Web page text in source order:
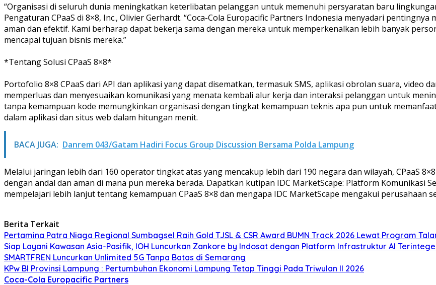
“Organisasi di seluruh dunia meningkatkan keterlibatan pelanggan untuk memenuhi persyaratan baru
Pengaturan CPaaS di 8×8, Inc., Olivier Gerhardt. “Coca-Cola Europacific Partners Indonesia menyadari
aman dan efektif. Kami berharap dapat bekerja sama dengan mereka untuk memperkenalkan lebih banyak
mencapai tujuan bisnis mereka.”
*Tentang Solusi CPaaS 8×8*
Portofolio 8×8 CPaaS dari API dan aplikasi yang dapat disematkan, termasuk SMS, aplikasi obrolan suara, video
memperluas dan menyesuaikan komunikasi yang menata kembali alur kerja dan interaksi pelanggan untuk
tanpa kemampuan kode memungkinkan organisasi dengan tingkat kemampuan teknis apa pun untuk
dalam aplikasi dan situs web dalam hitungan menit.
BACA JUGA: Danrem 043/Gatam Hadiri Focus Group Discussion Bersama Polda Lampung
Melalui jaringan lebih dari 160 operator tingkat atas yang mencakup lebih dari 190 negara dan wilayah, CPaaS
dengan andal dan aman di mana pun mereka berada. Dapatkan kutipan IDC MarketScape: Platform Komunikasi
mempelajari lebih lanjut tentang kemampuan CPaaS 8×8 dan mengapa IDC MarketScape mengakui perusahaan
Berita Terkait
Pertamina Patra Niaga Regional Sumbagsel Raih Gold TJSL & CSR Award BUMN Track 2026 Lewat Program
Siap Layani Kawasan Asia-Pasifik, IOH Luncurkan Zankore by Indosat dengan Platform Infrastruktur AI
SMARTFREN Luncurkan Unlimited 5G Tanpa Batas di Semarang
KPw BI Provinsi Lampung : Pertumbuhan Ekonomi Lampung Tetap Tinggi Pada Triwulan II 2026
Coca-Cola Europacific Partners